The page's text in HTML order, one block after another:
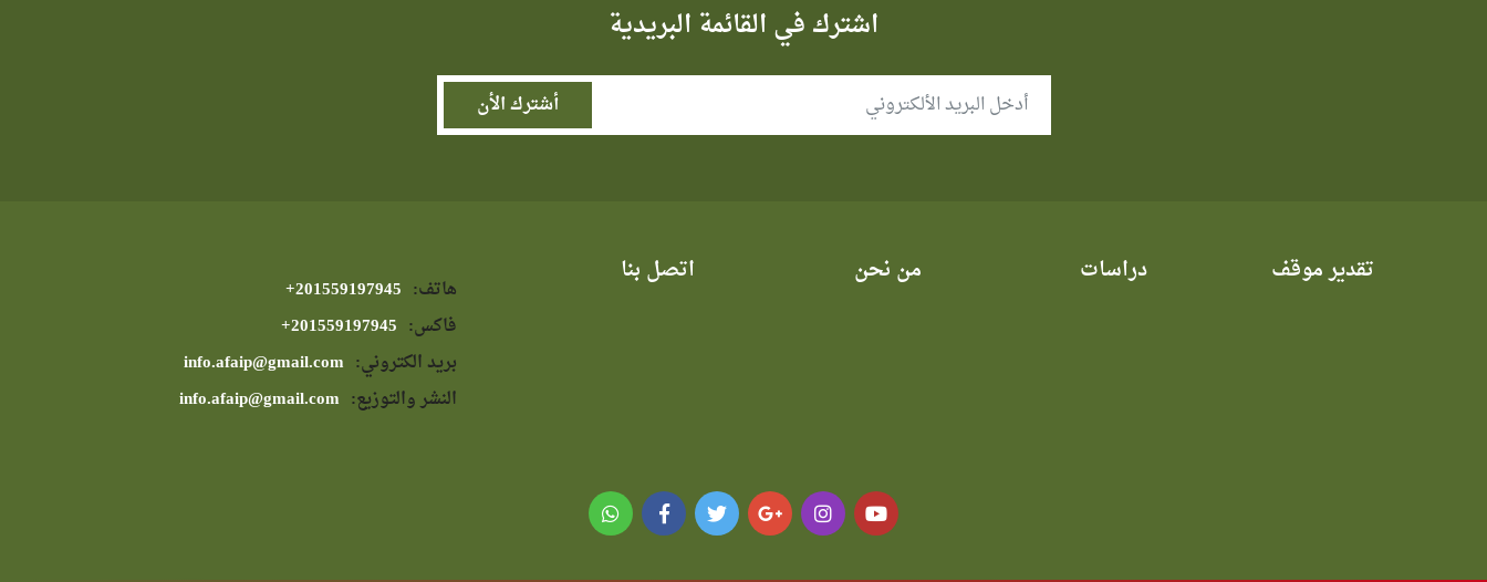
اشترك في القائمة البريدية
تقدير موقف دراسات من نحن اتصل بنا
هاتف:
فاكس:
بريد الكتروني:
النشر والتوزيع: